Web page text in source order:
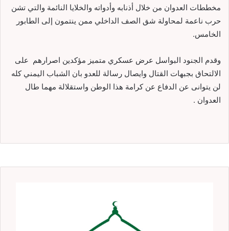
مخططات العدوان من خلال أذنابه وأدواته والخلايا النائمة والتي تشن
حرب ناعمة لمحاولة شق الصف الداخلي ممن ينتمون إلى الطابور
الخامس.
وقدم الجنود البواسل عرض عسكري متميز مؤكدين اصرارهم على
الالتحاق بجبهات القتال وايصال رسالة للعدو بان الشباب اليمني كله
لن يتوانى عن الدفاع عن كرامة هذا الوطن واستقلالة مهما طال
العدوان .